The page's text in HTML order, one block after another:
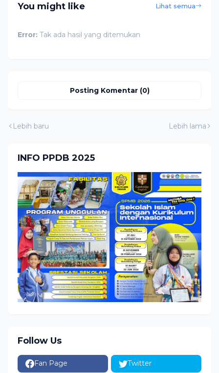
You might like Lihat semua
Error: Tak ada hasil yang ditemukan
Posting Komentar (0)
Lebih baru Lebih lama
INFO PPDB 2025
Follow Us
Fan Page Twitter